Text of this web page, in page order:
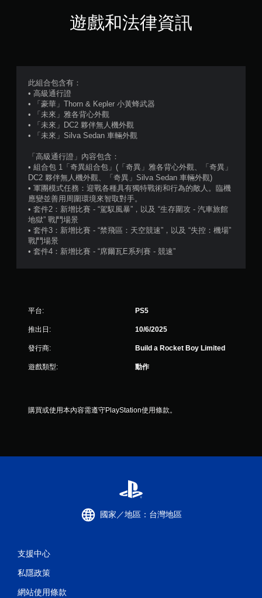
）
，
共
3
分
遊戲和法律資訊
此組合包含有：
• 高級通行證
• 「豪華」Thorn & Kepler 小黃蜂武器
• 「未來」雅各背心外觀
• 「未來」DC2 夥伴無人機外觀
• 「未來」Silva Sedan 車輛外觀
「高級通行證」內容包含：
• 組合包 1「奇異組合包」(「奇異」雅各背心外觀、「奇異」
DC2 夥伴無人機外觀、「奇異」Silva Sedan 車輛外觀)
• 軍團模式任務：迎戰各種具有獨特戰術和行為的敵人。臨機
應變並善用周圍環境來智取對手。
• 套件2：新增比賽 - “駕馭風暴”，以及 “生存圍攻 - 汽車旅館
地獄” 戰鬥場景
• 套件3：新增比賽 - “禁飛區：天空競速”，以及 “失控：機場”
戰鬥場景
• 套件4：新增比賽 - “席爾瓦E系列賽 - 競速”
平台: PS5
推出日: 10/6/2025
發行商: Build a Rocket Boy Limited
遊戲類型: 動作
購買或使用本內容需遵守PlayStation使用條款。
國家／地區：台灣地區
支援中心
私隱政策
網站使用條款